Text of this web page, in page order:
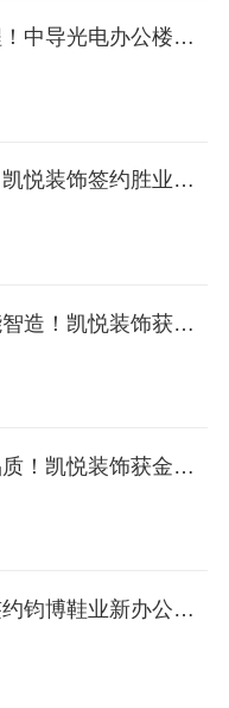
耀启新程！中导光电办公楼设计装修盛大开工
再携手！凯悦装饰签约胜业电气办公楼装修
匠心赋能智造！凯悦装饰获艾驰新材锦旗
匠心筑品质！凯悦装饰获金利来荣誉锦旗！
喜报！签约钧博鞋业新办公室设计装修